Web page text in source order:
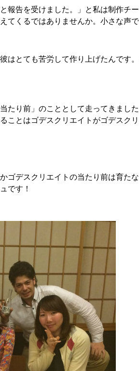
報告を受けました。」と私は制作チ
てくるではありませんか。小さな声
はとても苦労して作り上げたんです
たり前」のこととして走ってきまし
ことはゴデスクリエイトがゴデスク
ゴデスクリエイトの当たり前は育た
です！